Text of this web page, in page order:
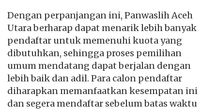
Dengan perpanjangan ini, Panwaslih Aceh
Utara berharap dapat menarik lebih banyak
pendaftar untuk memenuhi kuota yang
dibutuhkan, sehingga proses pemilihan
umum mendatang dapat berjalan dengan
lebih baik dan adil. Para calon pendaftar
diharapkan memanfaatkan kesempatan ini
dan segera mendaftar sebelum batas waktu